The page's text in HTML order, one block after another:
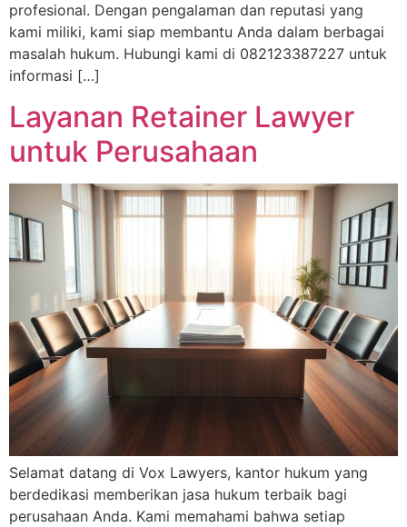
profesional. Dengan pengalaman dan reputasi yang
kami miliki, kami siap membantu Anda dalam berbagai
masalah hukum. Hubungi kami di 082123387227 untuk
informasi […]
Layanan Retainer Lawyer
untuk Perusahaan
Selamat datang di Vox Lawyers, kantor hukum yang
berdedikasi memberikan jasa hukum terbaik bagi
perusahaan Anda. Kami memahami bahwa setiap